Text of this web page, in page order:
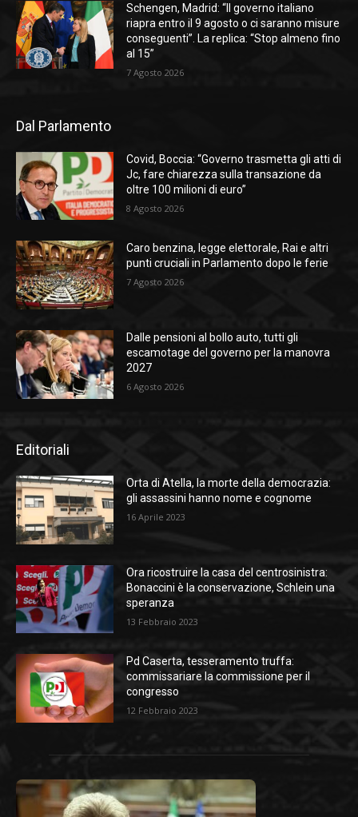
Schengen, Madrid: “Il governo italiano
riapra entro il 9 agosto o ci saranno misure
conseguenti”. La replica: “Stop almeno fino
al 15”
7 Agosto 2026
Dal Parlamento
Covid, Boccia: “Governo trasmetta gli atti di
Jc, fare chiarezza sulla transazione da
oltre 100 milioni di euro”
8 Agosto 2026
Caro benzina, legge elettorale, Rai e altri
punti cruciali in Parlamento dopo le ferie
7 Agosto 2026
Dalle pensioni al bollo auto, tutti gli
escamotage del governo per la manovra
2027
6 Agosto 2026
Editoriali
Orta di Atella, la morte della democrazia:
gli assassini hanno nome e cognome
16 Aprile 2023
Ora ricostruire la casa del centrosinistra:
Bonaccini è la conservazione, Schlein una
speranza
13 Febbraio 2023
Pd Caserta, tesseramento truffa:
commissariare la commissione per il
congresso
12 Febbraio 2023